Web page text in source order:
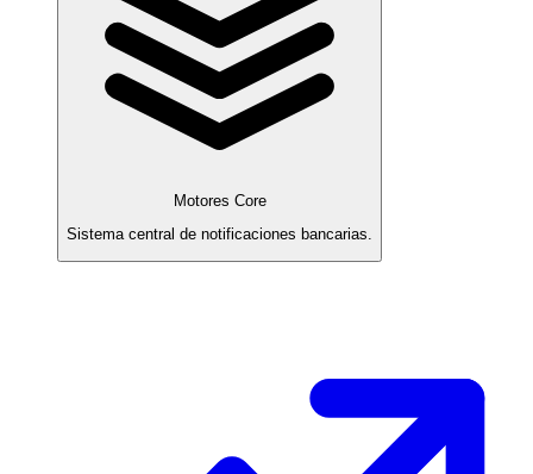
Motores Core
Sistema central de notificaciones bancarias.